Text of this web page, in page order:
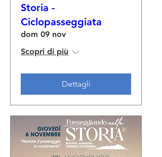
Storia -
Ciclopasseggiata
dom 09 nov
Scopri di più
Dettagli